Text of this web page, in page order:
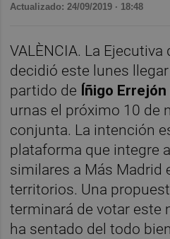
Actualizado: 24/09/2019 · 18:48
VALÈNCIA. La
decidió este lunes
partido de Íñigo Errejón
urnas el próximo 10 de
conjunta. La intención
plataforma que integre
similares a Más Madrid
territorios. Una
terminará de votar este
ha sentado del todo